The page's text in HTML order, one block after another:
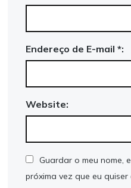
Endereço de E-mail *:
Website:
Guardar o meu nome,
próxima vez que eu quiser